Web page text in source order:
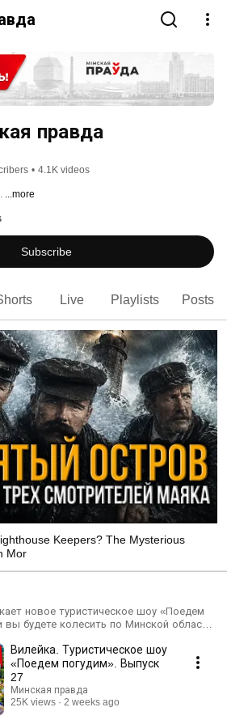
правда
• 4.1K videos
...more
Subscribe
Live Playlists Posts
Keepers? The Mysterious
Mor
новое туристическое шоу «Поедем
будете колесить по Минской области.
Откройте для себя Минскую область
проектом! Ну что, поедем
Вилейка. Туристическое шоу
«Поедем погудим». Выпуск
27
Минская правда
25K views
2 weeks ago